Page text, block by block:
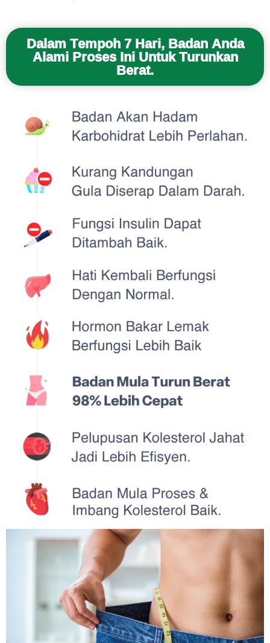
Dalam Tempoh 7 Hari, Badan Anda
Alami Proses Ini Untuk Turunkan
Berat.